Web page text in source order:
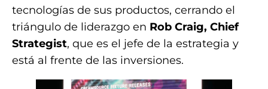
tecnologías de sus productos, cerrando el
triángulo de liderazgo en Rob Craig, Chief
Strategist, que es el jefe de la estrategia y
está al frente de las inversiones.